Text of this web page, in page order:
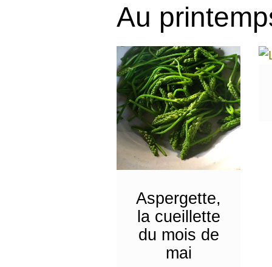
Au
Aspergette,
la cueillette
du mois de
mai